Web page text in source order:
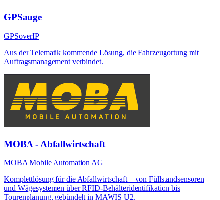
GPSauge
GPSoverIP
Aus der Telematik kommende Lösung, die Fahrzeugortung mit
Auftragsmanagement verbindet.
MOBA - Abfallwirtschaft
MOBA Mobile Automation AG
Komplettlösung für die Abfallwirtschaft – von Füllstandsensoren
und Wägesystemen über RFID-Behälteridentifikation bis
Tourenplanung, gebündelt in MAWIS U2.